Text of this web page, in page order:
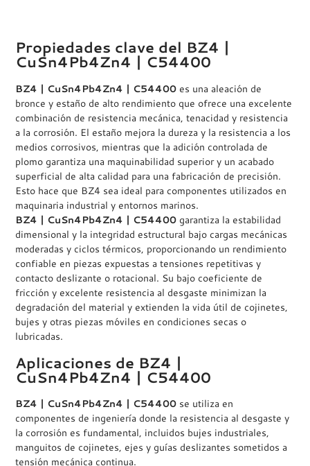
Propiedades clave del BZ4 |
CuSn4Pb4Zn4 | C54400
BZ4 | CuSn4Pb4Zn4 | C54400 es una aleación de
bronce y estaño de alto rendimiento que ofrece una excelente
combinación de resistencia mecánica, tenacidad y resistencia
a la corrosión. El estaño mejora la dureza y la resistencia a los
medios corrosivos, mientras que la adición controlada de
plomo garantiza una maquinabilidad superior y un acabado
superficial de alta calidad para una fabricación de precisión.
Esto hace que BZ4 sea ideal para componentes utilizados en
maquinaria industrial y entornos marinos.
BZ4 | CuSn4Pb4Zn4 | C54400 garantiza la estabilidad
dimensional y la integridad estructural bajo cargas mecánicas
moderadas y ciclos térmicos, proporcionando un rendimiento
confiable en piezas expuestas a tensiones repetitivas y
contacto deslizante o rotacional. Su bajo coeficiente de
fricción y excelente resistencia al desgaste minimizan la
degradación del material y extienden la vida útil de cojinetes,
bujes y otras piezas móviles en condiciones secas o
lubricadas.
Aplicaciones de BZ4 |
CuSn4Pb4Zn4 | C54400
BZ4 | CuSn4Pb4Zn4 | C54400 se utiliza en
componentes de ingeniería donde la resistencia al desgaste y
la corrosión es fundamental, incluidos bujes industriales,
manguitos de cojinetes, ejes y guías deslizantes sometidos a
tensión mecánica continua.